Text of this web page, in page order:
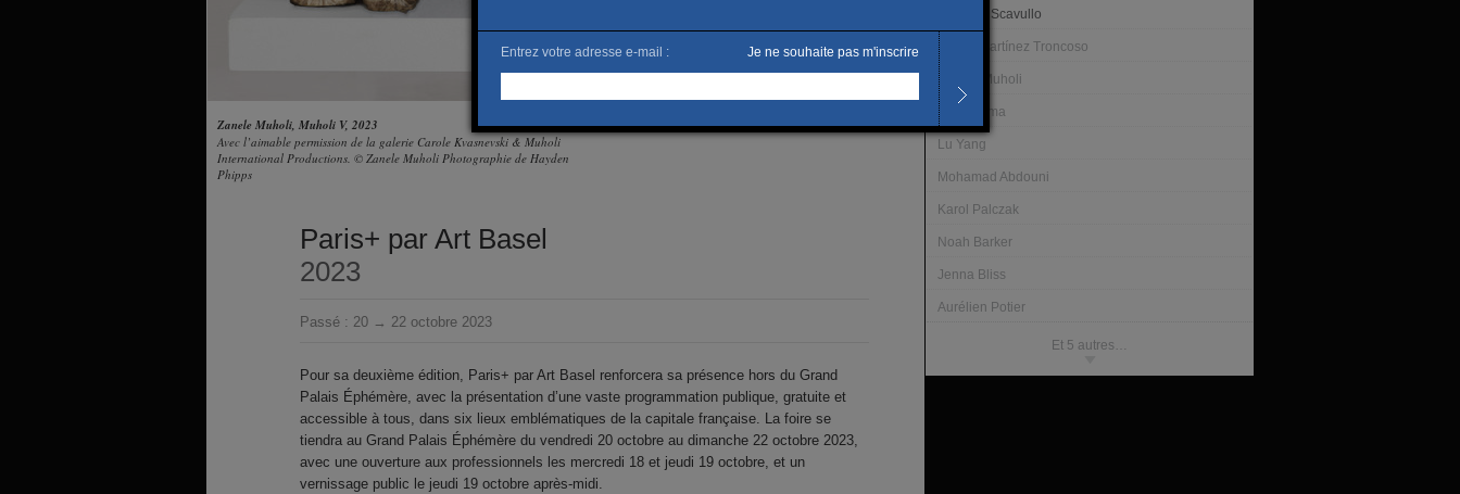
Zanele Muholi, Muholi V, 2023
Avec l’aimable permission de la galerie Carole Kvasnevski & Muholi
International Productions. © Zanele Muholi Photographie de Hayden
Phipps
Paris+ par Art Basel
2023
Passé : 20 → 22 octobre 2023
Pour sa deuxième édition, Paris+ par Art Basel renforcera sa présence hors du Grand
Palais Éphémère, avec la présentation d’une vaste programmation publique, gratuite et
accessible à tous, dans six lieux emblématiques de la capitale française. La foire se
tiendra au Grand Palais Éphémère du vendredi 20 octobre au dimanche 22 octobre 2023,
avec une ouverture aux professionnels les mercredi 18 et jeudi 19 octobre, et un
vernissage public le jeudi 19 octobre après-midi.
Sequoia Scavullo
Loreto Martínez Troncoso
Zanele Muholi
Tromarama
Lu Yang
Mohamad Abdouni
Karol Palczak
Noah Barker
Jenna Bliss
Aurélien Potier
Et 5 autres…